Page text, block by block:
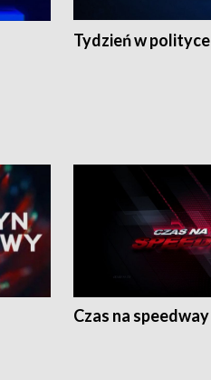
Tydzień w polityce
Czas na speedway